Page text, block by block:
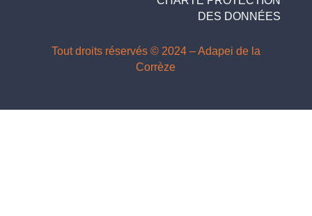
DES DONNÉES
Tout droits réservés © 2024 – Adapei de la
Corrèze